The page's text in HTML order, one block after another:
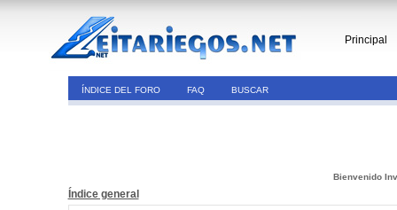
Principal
ÍNDICE DEL FORO FAQ BUSCAR
Bienvenido
Índice general